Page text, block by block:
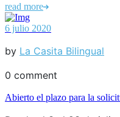
read more
6 julio 2020
by La Casita Bilingual
0 comment
Abierto el plazo para la